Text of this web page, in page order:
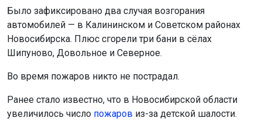
Было зафиксировано два случая возгорания
автомобилей — в Калининском и Советском районах
Новосибирска. Плюс сгорели три бани в сёлах
Шипуново, Довольное и Северное.
Во время пожаров никто не пострадал.
Ранее стало известно, что в Новосибирской области
увеличилось число пожаров из-за детской шалости.